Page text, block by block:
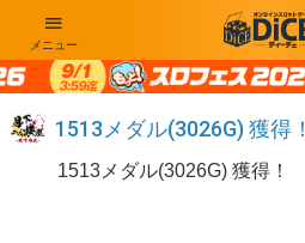
メニュー
1513メダル(3026G) 獲得！
1513メダル(3026G) 獲得！